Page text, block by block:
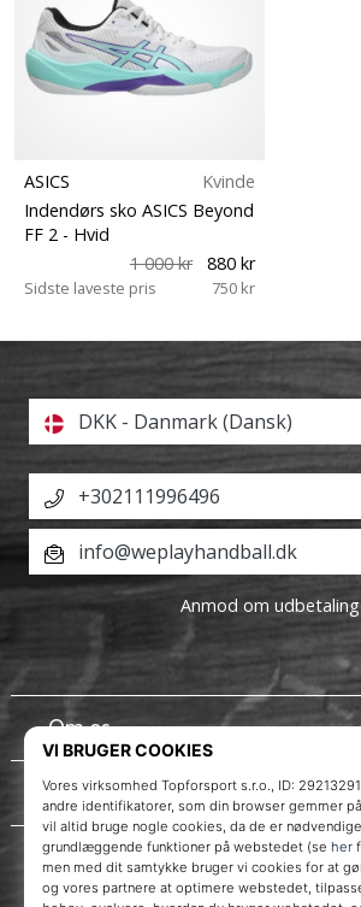
ASICS
Kvinde
Indendørs sko ASICS Beyond
FF 2 - Hvid
1 000 kr
880 kr
Sidste laveste pris 750 kr
Om os
Kundeservice
DKK - Danmark (Dansk)
+302111996496
info@weplayhandball.dk
Anmod om udbetaling